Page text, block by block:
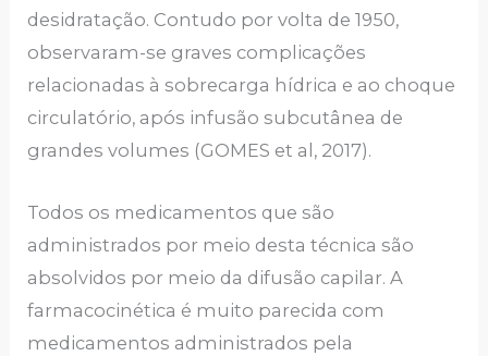
desidratação. Contudo por volta de 1950,
observaram-se graves complicações
relacionadas à sobrecarga hídrica e ao choque
circulatório, após infusão subcutânea de
grandes volumes (GOMES et al, 2017).
Todos os medicamentos que são
administrados por meio desta técnica são
absolvidos por meio da difusão capilar. A
farmacocinética é muito parecida com
medicamentos administrados pela